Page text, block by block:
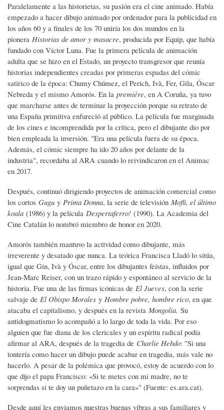
Paralelamente a las historietas, su pasión era el cine animado. Había
empezado a hacer dibujo animado por ordenador para la publicidad en
los años 60 y a finales de los 70 uniría los dos mundos en la
pionera Historias de amor y masacre, producida por Equip, que había
fundado con Víctor Luna. Fue la primera película de animación
adulta que se hizo en el Estado, un proyecto transgresor que reunía
historias independientes creadas por primeras espadas del cómic
satírico de la época: Chumy Chúmez, el Perich, Ivà, Fer, Gila, Óscar
Nebreda y el mismo Amorós. En la première, en A Coruña, ya tuvo
que marcharse antes de terminar la proyección porque su retrato de
una España primitiva enfureció al público. La película fue marginada
de los cines e incomprendida por la crítica, pero el dibujante dio por
bien empleada la inversión. "Era una película fuera de su época.
Además, el cómic siempre ha ido 20 años por delante de la
industria", recordaba al ARA cuando lo reivindicaron en el Animac
en 2017.
Después, continuó dirigiendo proyectos de animación comercial como
los cortos Gugu y Prima Donna, la serie de televisión Mofli, el último
koala (1986) y la película Despertaferro! (1990). La Academia del
Cine Catalán lo nombró miembro de honor en 2020.
Amorós también mantuvo la actividad como dibujante, más
irreverente y desatado que nunca. La teórica Francisca Lladó lo sitúa,
igual que Gin, Ivà y Óscar, entre los dibujantes feístas, influidos por
Jean-Marc Reiser, con un trazo rápido y espontáneo al servicio de la
historia. Fue una de las firmas icónicas de El Jueves, con la serie
salvaje de El Obispo Morales y Hombre pobre, hombre rico, en que
atacaba el capitalismo, y después en la revista Mongolia. Su
antidogmatismo lo acompañó a lo largo de toda la vida. Por eso
alguien que fue diana de los clericales y un espíritu radical podía
afirmar al ARA, después de la tragedia de Charlie Hebdo: "Si una
tontería como hacer un dibujo puede acabar en tragedia, más vale no
hacerlo. A pesar de la polémica que provocó, estoy de acuerdo con lo
que dijo el papa Francisco: «Si te metes con mi madre, no te
sorprendas si te doy un puñetazo en la cara»" (Fuente: es.ara.cat).
Desde aquí les enviamos nuestras buenas vibras a sus familiares y